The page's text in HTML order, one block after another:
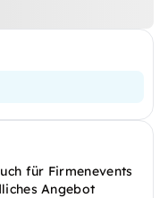
für Firmenevents
Angebot